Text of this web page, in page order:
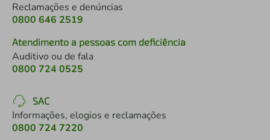
Reclamações e denúncias
0800 646 2519
Atendimento a pessoas com deficiência
Auditivo ou de fala
0800 724 0525
SAC
Informações, elogios e reclamações
0800 724 7220